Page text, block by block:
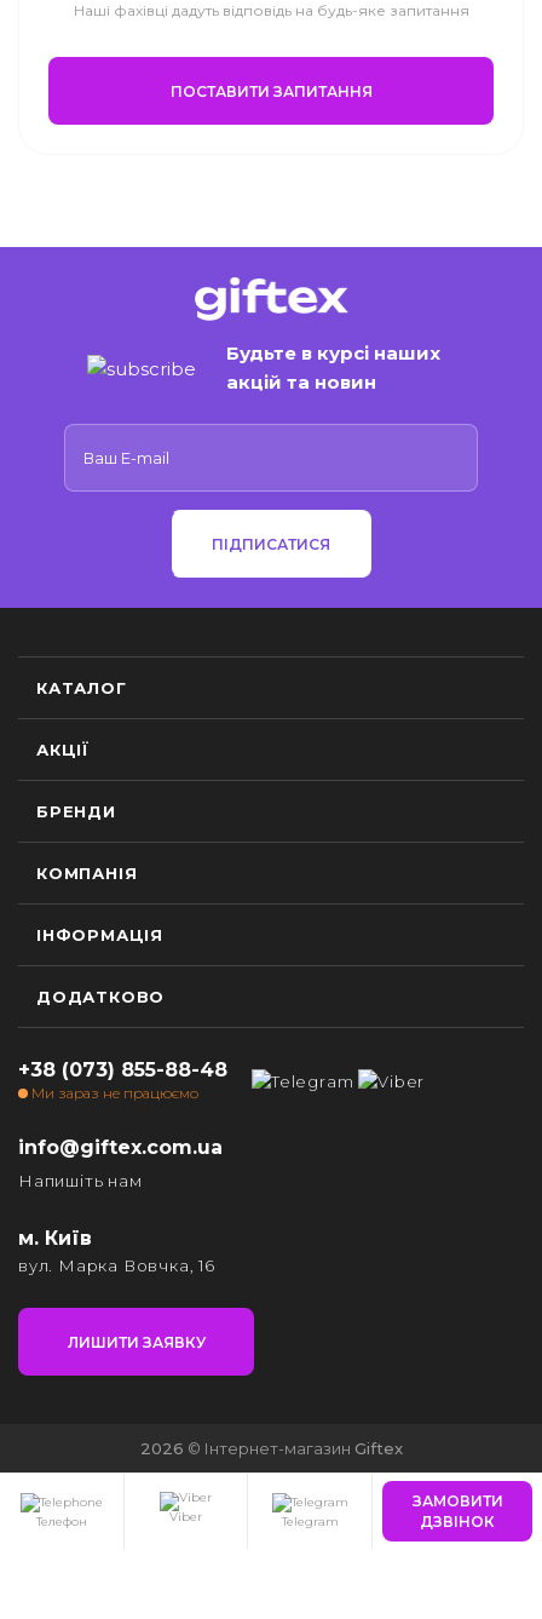
Наші фахівці дадуть відповідь на будь-яке запитання
ПОСТАВИТИ ЗАПИТАННЯ
Будьте в курсі наших
акцій та новин
ПІДПИСАТИСЯ
КАТАЛОГ
АКЦІЇ
БРЕНДИ
КОМПАНІЯ
ІНФОРМАЦІЯ
ДОДАТКОВО
+38 (073) 855-88-48
Ми зараз не працюємо
info@giftex.com.ua
Напишіть нам
м. Київ
вул. Марка Вовчка, 16
ЛИШИТИ ЗАЯВКУ
2026 © Інтернет-магазин Giftex
Телефон Viber Telegram
ЗАМОВИТИ
ДЗВІНОК